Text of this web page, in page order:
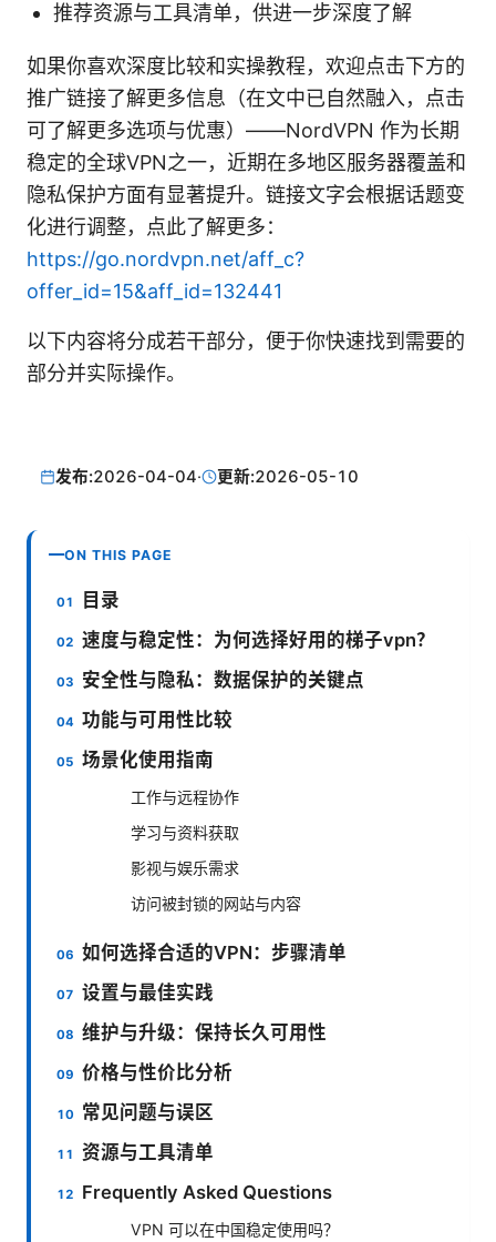
推荐资源与工具清单，供进一步深度了解
如果你喜欢深度比较和实操教程，欢迎点击下方的
推广链接了解更多信息（在文中已自然融入，点击
可了解更多选项与优惠）——NordVPN 作为长期
稳定的全球VPN之一，近期在多地区服务器覆盖和
隐私保护方面有显著提升。链接文字会根据话题变
化进行调整，点此了解更多：
https://go.nordvpn.net/aff_c?
offer_id=15&aff_id=132441
以下内容将分成若干部分，便于你快速找到需要的
部分并实际操作。
发布:2026-04-04· 更新:2026-05-10
ON THIS PAGE
目录
速度与稳定性：为何选择好用的梯子vpn？
安全性与隐私：数据保护的关键点
功能与可用性比较
场景化使用指南
工作与远程协作
学习与资料获取
影视与娱乐需求
访问被封锁的网站与内容
如何选择合适的VPN：步骤清单
设置与最佳实践
维护与升级：保持长久可用性
价格与性价比分析
常见问题与误区
资源与工具清单
Frequently Asked Questions
VPN 可以在中国稳定使用吗？